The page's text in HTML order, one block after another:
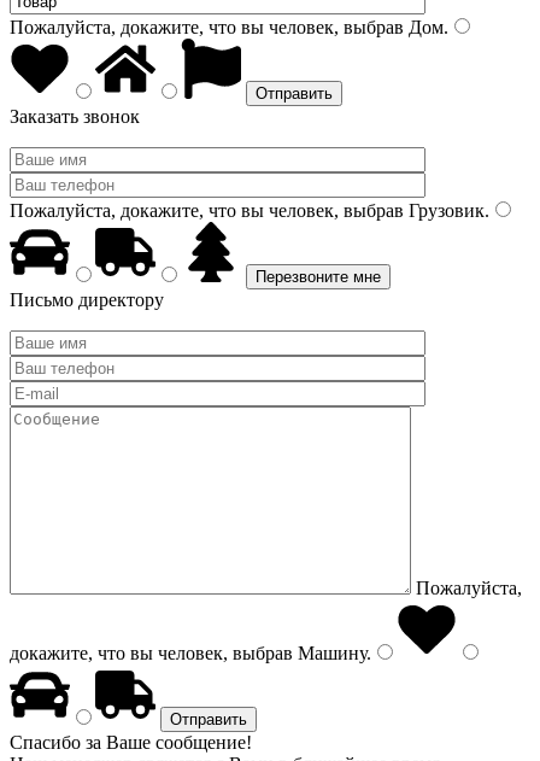
Пожалуйста, докажите, что вы человек, выбрав Дом.
Заказать звонок
Пожалуйста, докажите, что вы человек, выбрав Грузовик.
Письмо директору
Пожалуйста,
докажите, что вы человек, выбрав Машину.
Спасибо за Ваше сообщение!